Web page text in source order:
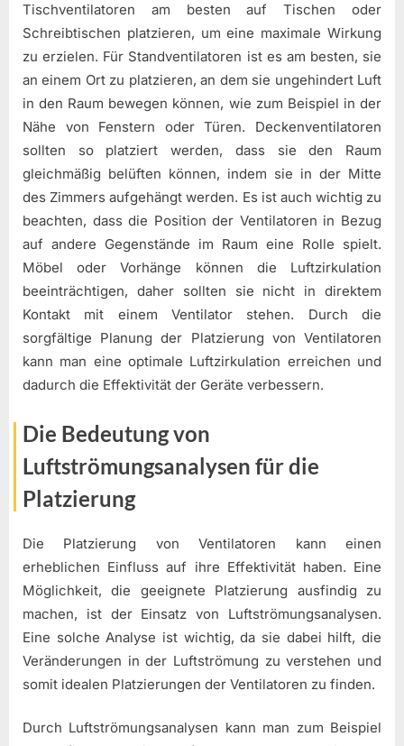
Tischventilatoren am besten auf Tischen oder
Schreibtischen platzieren, um eine maximale Wirkung
zu erzielen. Für Standventilatoren ist es am besten, sie
an einem Ort zu platzieren, an dem sie ungehindert Luft
in den Raum bewegen können, wie zum Beispiel in der
Nähe von Fenstern oder Türen. Deckenventilatoren
sollten so platziert werden, dass sie den Raum
gleichmäßig belüften können, indem sie in der Mitte
des Zimmers aufgehängt werden. Es ist auch wichtig zu
beachten, dass die Position der Ventilatoren in Bezug
auf andere Gegenstände im Raum eine Rolle spielt.
Möbel oder Vorhänge können die Luftzirkulation
beeinträchtigen, daher sollten sie nicht in direktem
Kontakt mit einem Ventilator stehen. Durch die
sorgfältige Planung der Platzierung von Ventilatoren
kann man eine optimale Luftzirkulation erreichen und
dadurch die Effektivität der Geräte verbessern.
Die Bedeutung von
Luftströmungsanalysen für die
Platzierung
Die Platzierung von Ventilatoren kann einen
erheblichen Einfluss auf ihre Effektivität haben. Eine
Möglichkeit, die geeignete Platzierung ausfindig zu
machen, ist der Einsatz von Luftströmungsanalysen.
Eine solche Analyse ist wichtig, da sie dabei hilft, die
Veränderungen in der Luftströmung zu verstehen und
somit idealen Platzierungen der Ventilatoren zu finden.
Durch Luftströmungsanalysen kann man zum Beispiel